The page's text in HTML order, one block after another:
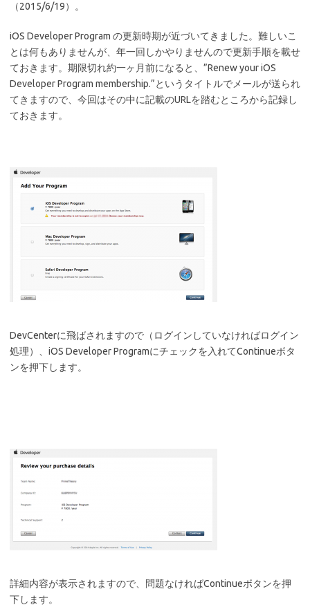
（2015/6/19）。
iOS Developer Program の更新時期が近づいてきました。難しいこ
とは何もありませんが、年一回しかやりませんので更新手順を載せ
ておきます。期限切れ約一ヶ月前になると、”Renew your iOS
Developer Program membership.”というタイトルでメールが送られ
てきますので、今回はその中に記載のURLを踏むところから記録し
ておきます。
DevCenterに飛ばされますので（ログインしていなければログイン
処理）、iOS Developer Programにチェックを入れてContinueボタ
ンを押下します。
詳細内容が表示されますので、問題なければContinueボタンを押
下します。